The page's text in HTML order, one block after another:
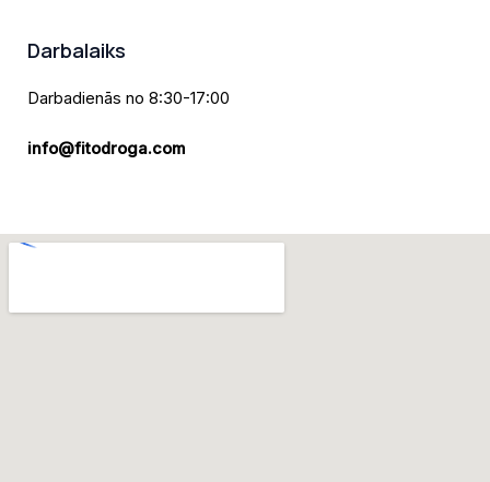
Darbalaiks
Darbadienās no 8:30-17:00
info@fitodroga.com